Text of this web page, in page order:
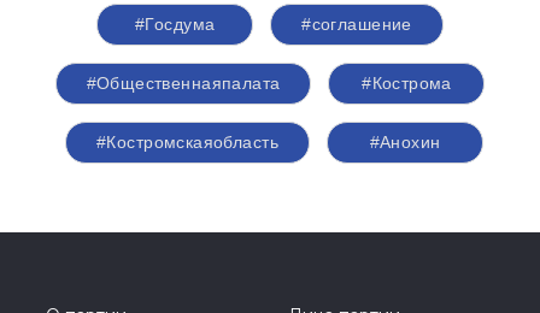
активную фазу избирательной кампании», -
отметил секретарь Костромского
регионального отделения партии «Единая
Россия», председатель Костромской областной
Думы
Алексей Анохин.